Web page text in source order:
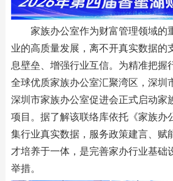
家族办公室作为财富管理领域的
业的高质量发展，离不开真实数据的
息壁垒、增强行业互信。为精准把握
全球优质家族办公室汇聚湾区，深圳
深圳市家族办公室促进会正式启动家
项目。据了解该联络库依托《家族办
集行业真实数据，服务政策建言、赋
才培养于一体，是完善家办行业基础
举措。